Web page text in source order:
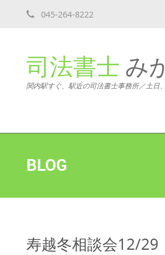
045-264-8222
司法書士 み
関内駅すぐ、駅近の司法書士事務所／土日
BLOG
寿越冬相談会12/29